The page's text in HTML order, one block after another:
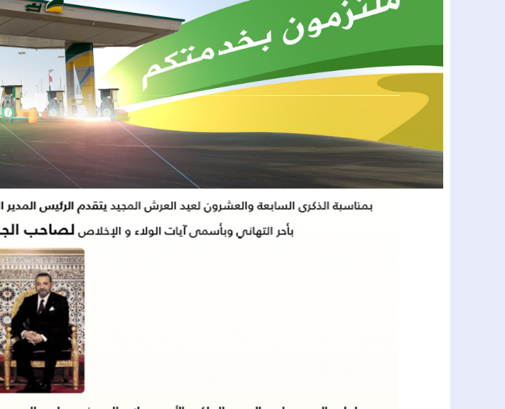
20:18 صالح داهي يمثل وفد مدينة العيون في مؤتمر “مينا” العلمي الأول للإعلام
إبراهيم أتكارت يعلن اعتزال العمل السياسي ويدعو إلى تمكين الشباب من قيادة
16:05 الحسيمة.. شاب في العشرينات ينهي حياته شنقاً بدوار تلغونت 15:26 الدورة